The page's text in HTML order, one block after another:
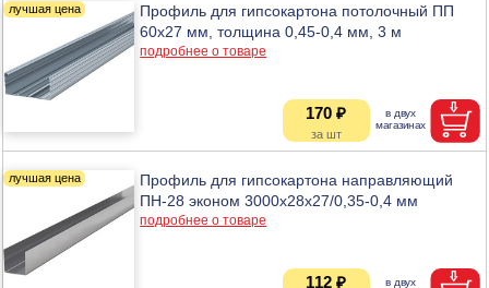
Профиль для гипсокартона потолочный ПП
60х27 мм, толщина 0,45-0,4 мм, 3 м
подробнее о товаре
170 ₽
Профиль для гипсокартона направляющий
ПН-28 эконом 3000х28х27/0,35-0,4 мм
подробнее о товаре
112 ₽